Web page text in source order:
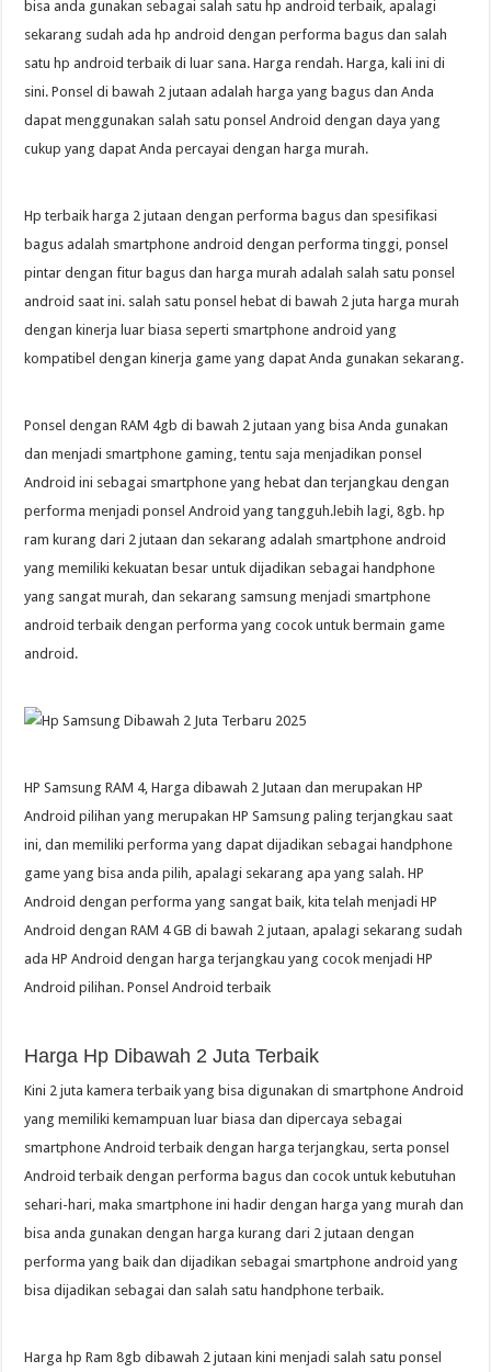
bisa anda gunakan sebagai salah satu hp android terbaik, apalagi
sekarang sudah ada hp android dengan performa bagus dan salah
satu hp android terbaik di luar sana. Harga rendah. Harga, kali ini di
sini. Ponsel di bawah 2 jutaan adalah harga yang bagus dan Anda
dapat menggunakan salah satu ponsel Android dengan daya yang
cukup yang dapat Anda percayai dengan harga murah.
Hp terbaik harga 2 jutaan dengan performa bagus dan spesifikasi
bagus adalah smartphone android dengan performa tinggi, ponsel
pintar dengan fitur bagus dan harga murah adalah salah satu ponsel
android saat ini. salah satu ponsel hebat di bawah 2 juta harga murah
dengan kinerja luar biasa seperti smartphone android yang
kompatibel dengan kinerja game yang dapat Anda gunakan sekarang.
Ponsel dengan RAM 4gb di bawah 2 jutaan yang bisa Anda gunakan
dan menjadi smartphone gaming, tentu saja menjadikan ponsel
Android ini sebagai smartphone yang hebat dan terjangkau dengan
performa menjadi ponsel Android yang tangguh.lebih lagi, 8gb. hp
ram kurang dari 2 jutaan dan sekarang adalah smartphone android
yang memiliki kekuatan besar untuk dijadikan sebagai handphone
yang sangat murah, dan sekarang samsung menjadi smartphone
android terbaik dengan performa yang cocok untuk bermain game
android.
HP Samsung RAM 4, Harga dibawah 2 Jutaan dan merupakan HP
Android pilihan yang merupakan HP Samsung paling terjangkau saat
ini, dan memiliki performa yang dapat dijadikan sebagai handphone
game yang bisa anda pilih, apalagi sekarang apa yang salah. HP
Android dengan performa yang sangat baik, kita telah menjadi HP
Android dengan RAM 4 GB di bawah 2 jutaan, apalagi sekarang sudah
ada HP Android dengan harga terjangkau yang cocok menjadi HP
Android pilihan. Ponsel Android terbaik
Harga Hp Dibawah 2 Juta Terbaik
Kini 2 juta kamera terbaik yang bisa digunakan di smartphone Android
yang memiliki kemampuan luar biasa dan dipercaya sebagai
smartphone Android terbaik dengan harga terjangkau, serta ponsel
Android terbaik dengan performa bagus dan cocok untuk kebutuhan
sehari-hari, maka smartphone ini hadir dengan harga yang murah dan
bisa anda gunakan dengan harga kurang dari 2 jutaan dengan
performa yang baik dan dijadikan sebagai smartphone android yang
bisa dijadikan sebagai dan salah satu handphone terbaik.
Harga hp Ram 8gb dibawah 2 jutaan kini menjadi salah satu ponsel